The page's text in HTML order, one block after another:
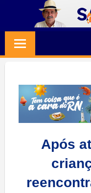
content
Jornalismo
Credibilidade
Após